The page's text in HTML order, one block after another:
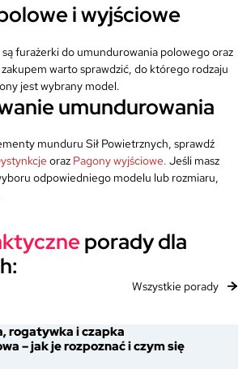
i wyjściowe
furażerki do umundurowania polowego oraz
warto sprawdzić, do którego rodzaju
jest wybrany model.
umundurowania
munduru Sił Powietrznych, sprawdź
oraz Pagony wyjściowe. Jeśli masz
odpowiedniego modelu lub rozmiaru,
porady dla
Wszystkie porady
rogatywka i czapka
– jak je rozpoznać i czym się